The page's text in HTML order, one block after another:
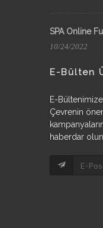
SPA Online
10/24/2022
E-Bülten
E-
Çevrenin
haberdar olun.